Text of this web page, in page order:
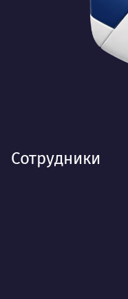
Сотрудники